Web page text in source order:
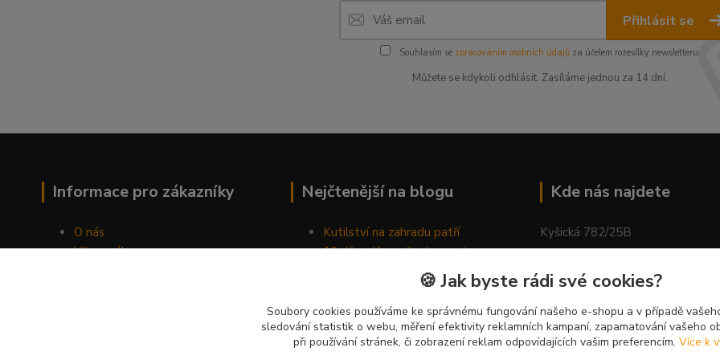
Přihlásit se
Souhlasím se zpracováním osobních údajůza účelem rozesílky newsletteru.
Můžete se kdykoli odhlásit. Zasíláme jednou za 14 dní.
Informace pro zákazníky
O nás
Vše o nákupu
Nejčtenější na blogu
Kutilství na zahradu patří
10 důvodů, proč relaxovat
chozením do přírody
Jak správně pěstovat tulipány
Náhodně generovaný článek
Kde nás najdete
Kyšická 782/25B
🍪 Jak byste rádi své cookies?
Soubory cookies používáme ke správnému fungování našeho e-shopu a v případě
sledování statistik o webu, měření efektivity reklamních kampaní, zapamatování vašeho
při používání stránek, či zobrazení reklam odpovídajících vašim preferencím. Více k